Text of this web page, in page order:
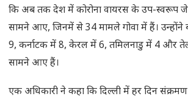
कि अब तक देश में कोरोना वायरस के उप-स्वरूप
सामने आए, जिनमें से 34 मामले गोवा में हैं। उन्होंने
9, कर्नाटक में 8, केरल में 6, तमिलनाडु में 4 और
सामने आए हैं।
एक अधिकारी ने कहा कि दिल्ली में हर दिन